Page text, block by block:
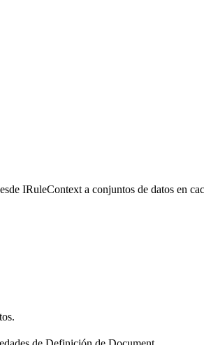
IRuleContext a conjuntos de datos en